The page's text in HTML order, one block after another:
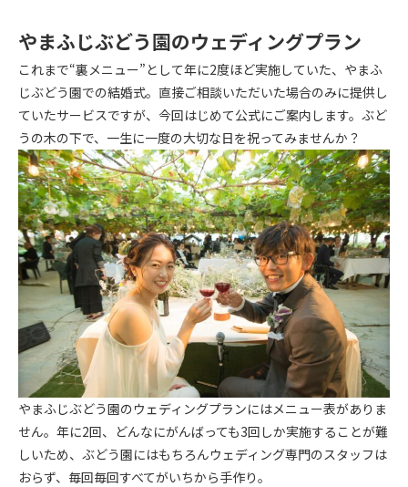
やまふじぶどう園のウェディングプラン
これまで“裏メニュー”として年に2度ほど実施していた、やまふ
じぶどう園での結婚式。直接ご相談いただいた場合のみに提供し
ていたサービスですが、今回はじめて公式にご案内します。ぶど
うの木の下で、一生に一度の大切な日を祝ってみませんか？
やまふじぶどう園のウェディングプランにはメニュー表がありま
せん。年に2回、どんなにがんばっても3回しか実施することが難
しいため、ぶどう園にはもちろんウェディング専門のスタッフは
おらず、毎回毎回すべてがいちから手作り。